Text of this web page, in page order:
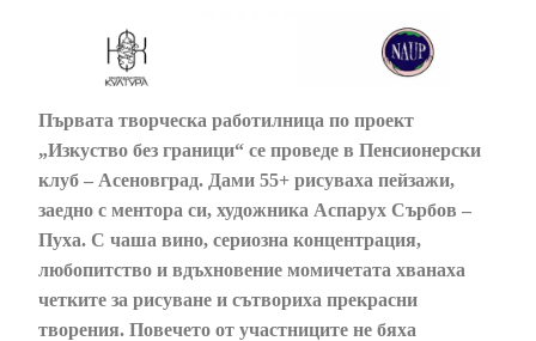
Първата творческа работилница по проект
„Изкуство без граници“ се проведе в Пенсионерски
клуб – Асеновград. Дами 55+ рисуваха пейзажи,
заедно с ментора си, художника Аспарух Сърбов –
Пуха. С чаша вино, сериозна концентрация,
любопитство и вдъхновение момичетата хванаха
четките за рисуване и сътвориха прекрасни
творения. Повечето от участниците не бяха